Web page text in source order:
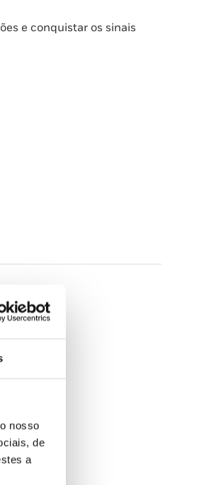
nosso
de
a
e conquistar os sinais